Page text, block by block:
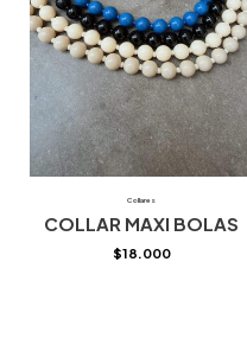
Collares
COLLAR MAXI BOLAS
$18.000